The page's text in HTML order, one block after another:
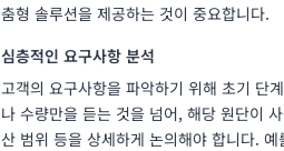
춤형 솔루션을 제공하는 것이 중요합니다.
심층적인 요구사항 분석
고객의 요구사항을 파악하기 위해 초기 단
나 수량만을 듣는 것을 넘어, 해당 원단이
산 범위 등을 상세하게 논의해야 합니다.